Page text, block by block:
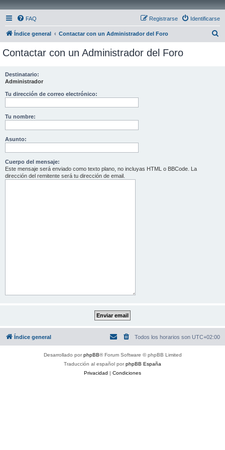
FAQ Identificarse
Registrarse
Índice general Contactar con un Administrador del Foro
Contactar con un Administrador del Foro
Destinatario:
Administrador
Tu dirección de correo electrónico:
Tu nombre:
Asunto:
Cuerpo del mensaje:
Este mensaje será enviado como texto plano, no incluyas HTML o BBCode. La
dirección del remitente será tu dirección de email.
Índice general Todos los horarios son UTC+02:00
Desarrollado porphpBB® Forum Software © phpBB Limited
Traducción al español porphpBB España
Privacidad | Condiciones